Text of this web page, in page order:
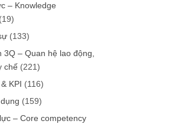
– Knowledge
(19)
(133)
3Q – Quan hệ lao động,
chế (221)
KPI (116)
(159)
– Core competency